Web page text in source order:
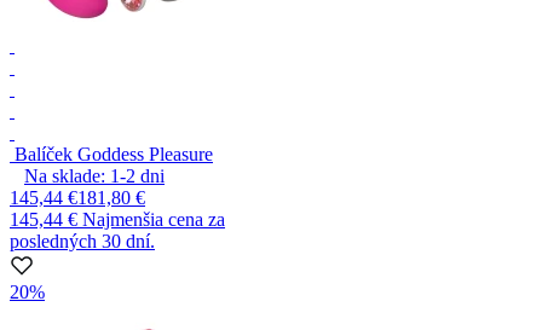
Balíček Goddess Pleasure
Na sklade: 1-2 dni
145,44 €181,80 €
145,44 € Najmenšia cena za
posledných 30 dní.
20%